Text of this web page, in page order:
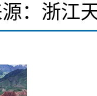
：浙江